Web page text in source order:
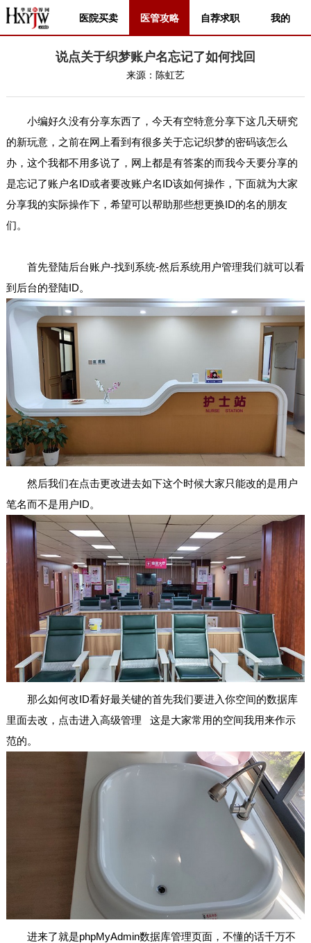
医院买卖 医管攻略 自荐求职 我的
说点关于织梦账户名忘记了如何找回
来源： 陈虹艺
小编好久没有分享东西了，今天有空特意分享下这几天研究
的新玩意，之前在网上看到有很多关于忘记织梦的密码该怎么
办，这个我都不用多说了，网上都是有答案的而我今天要分享的
是忘记了账户名ID或者要改账户名ID该如何操作，下面就为大家
分享我的实际操作下，希望可以帮助那些想更换ID的名的朋友
们。
首先登陆后台账户-找到系统-然后系统用户管理我们就可以看
到后台的登陆ID。
然后我们在点击更改进去如下这个时候大家只能改的是用户
笔名而不是用户ID。
那么如何改ID看好最关键的首先我们要进入你空间的数据库
里面去改，点击进入高级管理 这是大家常用的空间我用来作示
范的。
进来了就是phpMyAdmin数据库管理页面，不懂的话千万不